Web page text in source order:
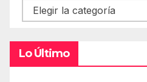
Contenidos
Lo Último